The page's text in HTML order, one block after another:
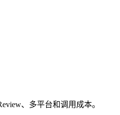
、多平台和调用成本。